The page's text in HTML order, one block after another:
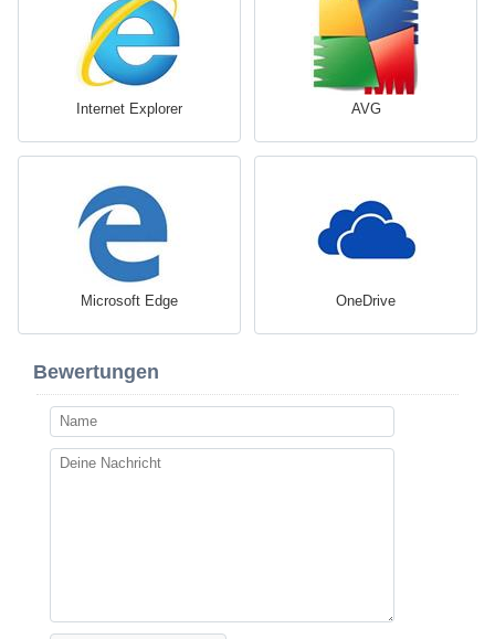
Internet Explorer AVG
Microsoft Edge OneDrive
Bewertungen